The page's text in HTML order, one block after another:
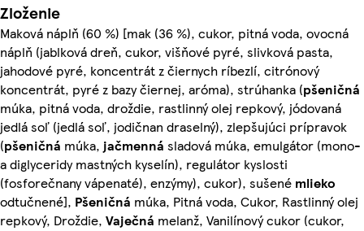
Zloženie
Maková náplň (60 %) [mak (36 %), cukor, pitná voda, ovocná
náplň (jablková dreň, cukor, višňové pyré, slivková pasta,
jahodové pyré, koncentrát z čiernych ríbezlí, citrónový
koncentrát, pyré z bazy čiernej, aróma), strúhanka (pšeničná
múka, pitná voda, droždie, rastlinný olej repkový, jódovaná
jedlá soľ (jedlá soľ, jodičnan draselný), zlepšujúci prípravok
(pšeničná múka, jačmenná sladová múka, emulgátor (mono-
a diglyceridy mastných kyselín), regulátor kyslosti
(fosforečnany vápenaté), enzýmy), cukor), sušené mlieko
odtučnené], Pšeničná múka, Pitná voda, Cukor, Rastlinný olej
repkový, Droždie, Vaječná melanž, Vanilínový cukor (cukor,